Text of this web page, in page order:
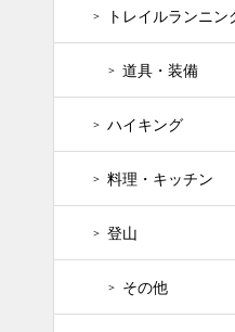
トレイルランニン
道具・装備
ハイキング
料理・キッチン
登山
その他